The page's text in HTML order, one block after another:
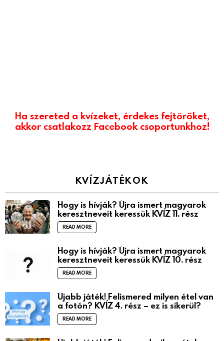
Ha szereted a kvízeket, érdekes fejtörőket,
akkor csatlakozz Facebook csoportunkhoz!
KVÍZJÁTÉKOK
Hogy is hívják? Újra ismert magyarok
keresztneveit keressük KVÍZ 11. rész
READ MORE
Hogy is hívják? Újra ismert magyarok
keresztneveit keressük KVÍZ 10. rész
READ MORE
Újabb játék! Felismered milyen étel van
a fotón? KVÍZ 4. rész – ez is sikerül?
READ MORE